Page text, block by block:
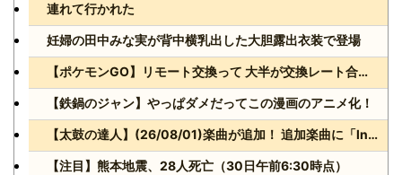
連れて行かれた
妊婦の田中みな実が背中横乳出した大胆露出衣装で登場
【ポケモンGO】リモート交換って 大半が交換レート合わせない奴多くね？
【鉄鍋のジャン】やっぱダメだってこの漫画のアニメ化！
【太鼓の達人】(26/08/01)楽曲が追加！ 追加楽曲に「ln(guis・tics) / Sephid」「Remnath / ぺのれり」の2曲が登場！！
【注目】熊本地震、28人死亡（30日午前6:30時点）